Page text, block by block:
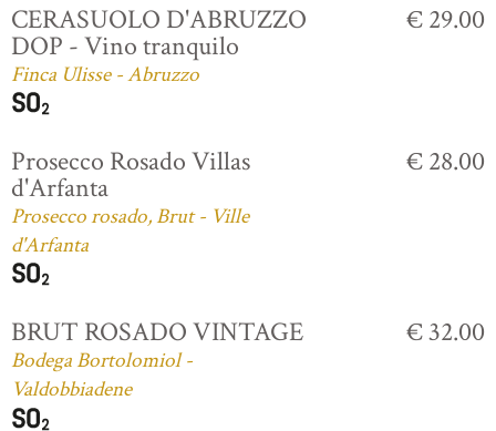
CERASUOLO D'ABRUZZO
DOP - Vino tranquilo
Finca Ulisse - Abruzzo
€ 29.00
Prosecco Rosado Villas
d'Arfanta
Prosecco rosado, Brut - Ville
d'Arfanta
€ 28.00
BRUT ROSADO VINTAGE
Bodega Bortolomiol -
Valdobbiadene
€ 32.00